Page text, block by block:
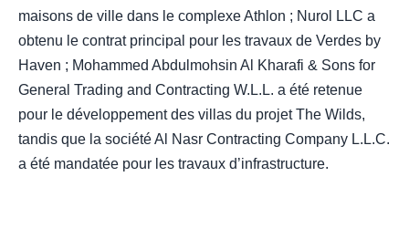
maisons de ville dans le complexe Athlon ; Nurol LLC a
obtenu le contrat principal pour les travaux de Verdes by
Haven ; Mohammed Abdulmohsin Al Kharafi & Sons for
General Trading and Contracting W.L.L. a été retenue
pour le développement des villas du projet The Wilds,
tandis que la société Al Nasr Contracting Company L.L.C.
a été mandatée pour les travaux d’infrastructure.